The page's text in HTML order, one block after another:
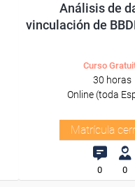
Análisis de
vinculación de
Curso
30 horas
Online (toda
Matrícula
0 0